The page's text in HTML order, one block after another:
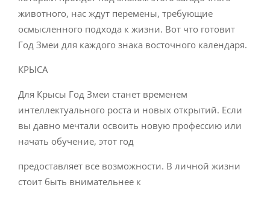
животного, нас ждут перемены, требующие
осмысленного подхода к жизни. Вот что готовит
Год Змеи для каждого знака восточного календаря.
КРЫСА
Для Крысы Год Змеи станет временем
интеллектуального роста и новых открытий. Если
вы давно мечтали освоить новую профессию или
начать обучение, этот год
предоставляет все возможности. В личной жизни
стоит быть внимательнее к